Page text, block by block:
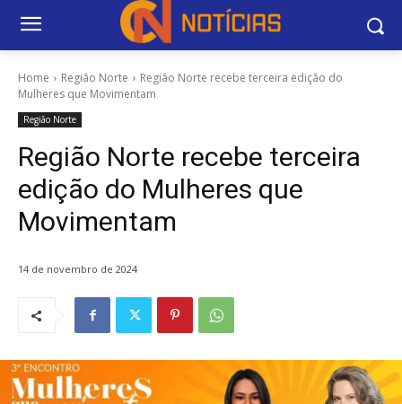
Home Região Norte
Região Norte recebe terceira edição do
Mulheres que Movimentam
Região Norte
Região Norte recebe terceira
edição do Mulheres que
Movimentam
14 de novembro de 2024